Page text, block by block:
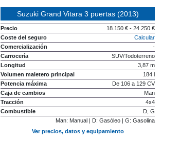
Suzuki Grand Vitara 3 puertas (2013)
Precio
18.150 € - 24.250 €
Coste del seguro
Calcular
Comercialización
-
Carrocería
SUV/Todoterreno
Longitud
3,87 m
Volumen maletero principal
184 l
Potencia máxima
De 106 a 129 CV
Caja de cambios
Man
Tracción
4x4
Combustible
D, G
Man: Manual | D: Gasóleo | G: Gasolina
Ver precios, datos y equipamiento